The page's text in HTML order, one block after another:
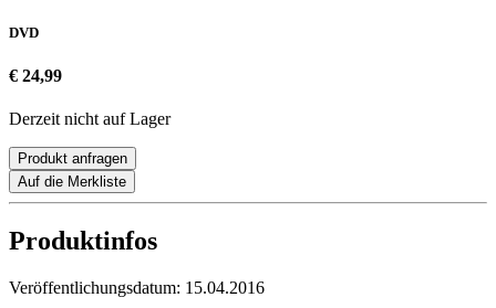
DVD
€ 24,99
Derzeit nicht auf Lager
Produkt anfragen
Auf die Merkliste
Produktinfos
Veröffentlichungsdatum: 15.04.2016